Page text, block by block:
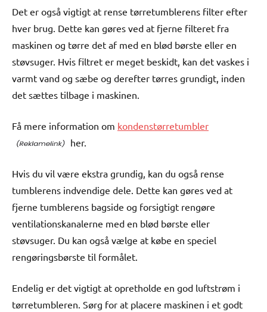
Det er også vigtigt at rense tørretumblerens filter efter
hver brug. Dette kan gøres ved at fjerne filteret fra
maskinen og tørre det af med en blød børste eller en
støvsuger. Hvis filtret er meget beskidt, kan det vaskes i
varmt vand og sæbe og derefter tørres grundigt, inden
det sættes tilbage i maskinen.
Få mere information om kondenstørretumbler
her.
Hvis du vil være ekstra grundig, kan du også rense
tumblerens indvendige dele. Dette kan gøres ved at
fjerne tumblerens bagside og forsigtigt rengøre
ventilationskanalerne med en blød børste eller
støvsuger. Du kan også vælge at købe en speciel
rengøringsbørste til formålet.
Endelig er det vigtigt at opretholde en god luftstrøm i
tørretumbleren. Sørg for at placere maskinen i et godt